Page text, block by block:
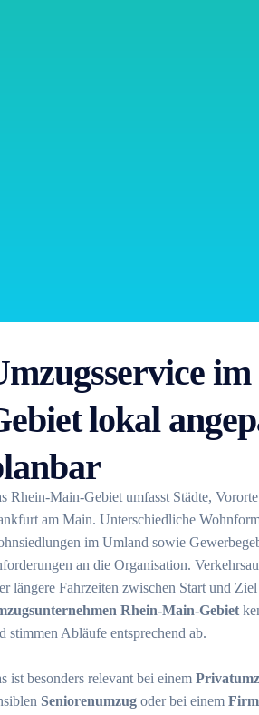
lokal
Rhein-Main-Gebiet umfasst Städte,
am Main. Unterschiedliche
im Umland sowie
an die Organisation.
längere Fahrzeiten zwischen Start und
Rhein-Main-Gebiet
stimmen Abläufe entsprechend ab.
ist besonders relevant bei einem
Seniorenumzug oder bei einem